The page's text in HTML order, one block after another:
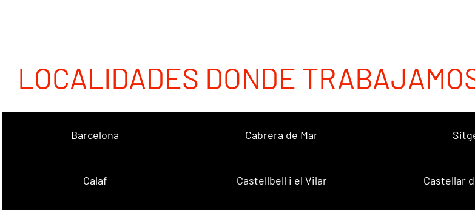
LOCALIDADES DONDE
Barcelona Cabrera de Mar
Calaf Castellbell i el Vilar Castellar